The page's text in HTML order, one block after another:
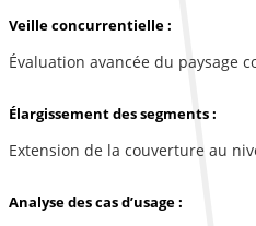
Veille concurrentielle :
Évaluation avancée du paysage
Élargissement des segments :
Extension de la couverture au
Analyse des cas d’usage :